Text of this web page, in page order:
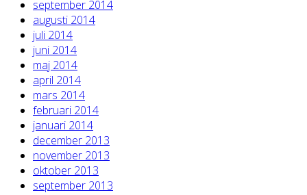
september 2014
augusti 2014
juli 2014
juni 2014
maj 2014
april 2014
mars 2014
februari 2014
januari 2014
december 2013
november 2013
oktober 2013
september 2013